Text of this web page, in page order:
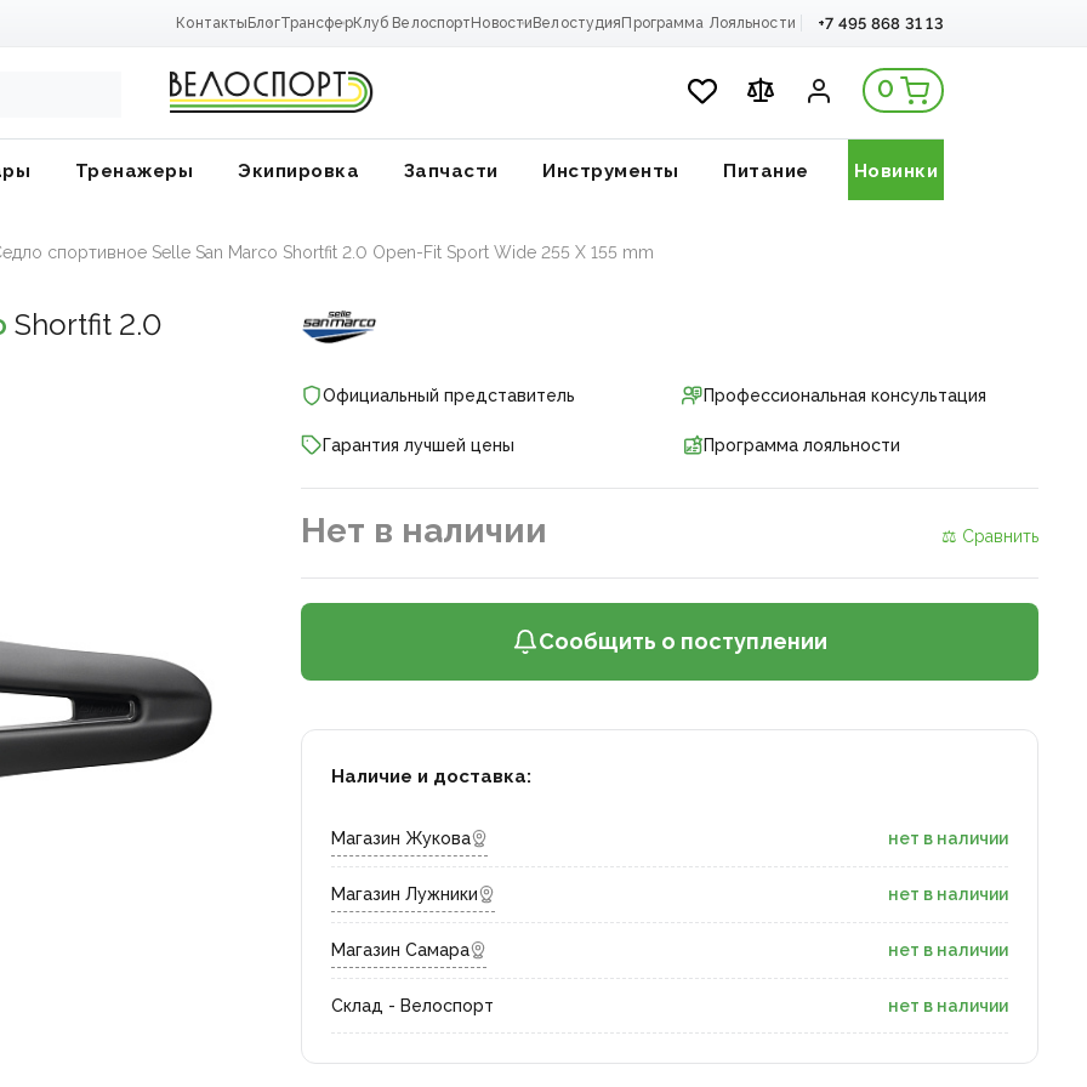
Контакты БлогТрансферКлуб Велоспорт Новости Велостудия Программа Лояльности +7 495 868 31 13
0
Тренажеры Экипировка Запчасти Инструменты Питание Новинки
спортивное Selle San Marco Shortfit 2.0 Open-Fit Sport Wide 255 X 155 mm
Shortfit 2.0
Официальный представитель Профессиональная консультация
Гарантия лучшей цены Программа лояльности
Нет в наличии ⚖ Сравнить
Сообщить о поступлении
Наличие и доставка:
Магазин Жукова нет в наличии
Магазин Лужники нет в наличии
Магазин Самара нет в наличии
Склад - Велоспорт нет в наличии